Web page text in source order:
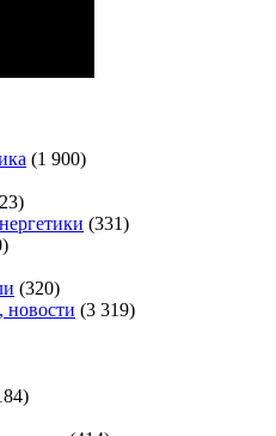
(1 900)
(331)
(320)
новости (3 319)